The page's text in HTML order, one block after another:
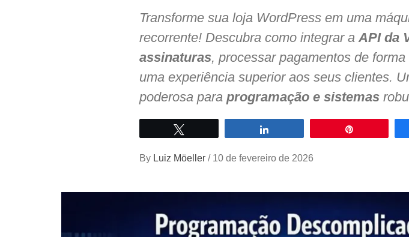
Transforme sua loja WordPress em uma
recorrente! Descubra como integrar aAPI da
assinaturas, processar pagamentos de
uma experiência superior aos seus clientes.
poderosa para programação e sistemas
By Luiz Möeller / 10 de fevereiro de 2026